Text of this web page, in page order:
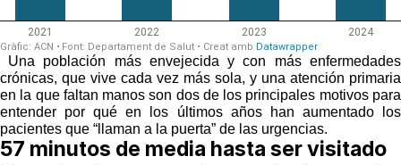
Una población más envejecida y con más enfermedades
crónicas, que vive cada vez más sola, y una atención primaria
en la que faltan manos son dos de los principales motivos para
entender por qué en los últimos años han aumentado los
pacientes que “llaman a la puerta” de las urgencias.
57 minutos de media hasta ser visitado